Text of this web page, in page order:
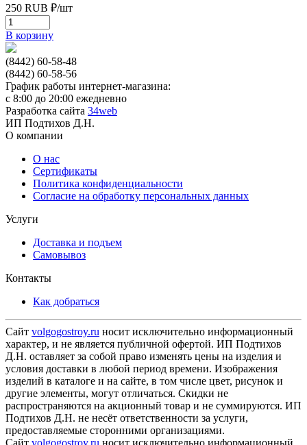
250 RUB ₽/шт
В корзину
(8442) 60-58-48
(8442) 60-58-56
График работы интернет-магазина:
с 8:00 до 20:00 ежедневно
Разработка сайта 34web
ИП Подтихов Д.Н.
О компании
О нас
Сертификаты
Политика конфиденциальности
Согласие на обработку персональных данных
Услуги
Доставка и подъем
Самовывоз
Контакты
Как добраться
Сайт volgogostroy.ru носит исключительно информационный
характер, и не является публичной офертой. ИП Подтихов
Д.Н. оставляет за собой право изменять цены на изделия и
условия доставки в любой период времени. Изображения
изделий в каталоге и на сайте, в том числе цвет, рисунок и
другие элементы, могут отличаться. Скидки не
распространяются на акционный товар и не суммируются. ИП
Подтихов Д.Н. не несёт ответственности за услуги,
предоставляемые сторонними организациями.
Сайт volgogostroy.ru носит исключительно информационный